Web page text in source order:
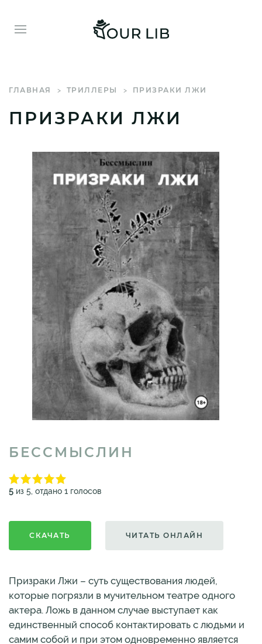
ГЛАВНАЯ ТРИЛЛЕРЫ ПРИЗРАКИ ЛЖИ
ПРИЗРАКИ ЛЖИ
БЕССМЫСЛИН
5 из 5, отдано 1 голосов
СКАЧАТЬ ЧИТАТЬ ОНЛАЙН
Призраки Лжи – суть существования людей,
которые погрязли в мучительном театре одного
актера. Ложь в данном случае выступает как
единственный способ контактировать с людьми и
самим собой и при этом одновременно является